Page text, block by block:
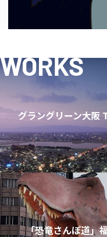
WORKS
グラングリーン大阪
「恐竜さんぽ道」